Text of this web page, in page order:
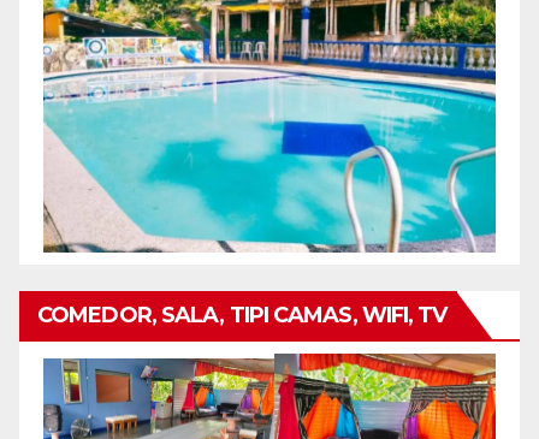
COMEDOR, SALA, TIPI CAMAS, WIFI, TV